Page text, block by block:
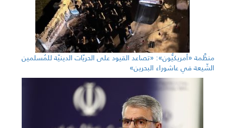
منظَّمة «أمريكيُّون»: «تصاعد القيود على الحريّات الدينيّة للمُسلمين
الشّيعة في عاشوراء البحرين»